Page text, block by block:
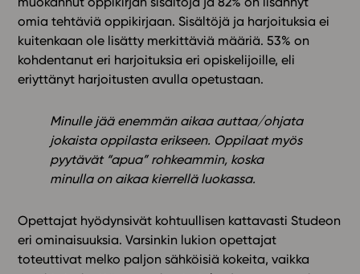
omia tehtäviä oppikirjaan. Sisältöjä ja harjoituksia ei
kuitenkaan ole lisätty merkittäviä määriä. 53% on
kohdentanut eri harjoituksia eri opiskelijoille, eli
eriyttänyt harjoitusten avulla opetustaan.
Minulle jää enemmän aikaa auttaa/ohjata
jokaista oppilasta erikseen. Oppilaat myös
pyytävät “apua” rohkeammin, koska
minulla on aikaa kierrellä luokassa.
Opettajat hyödynsivät kohtuullisen kattavasti Studeon
eri ominaisuuksia. Varsinkin lukion opettajat
toteuttivat melko paljon sähköisiä kokeita, vaikka